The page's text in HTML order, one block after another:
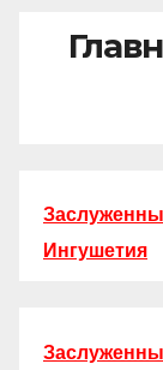
Ингушетия